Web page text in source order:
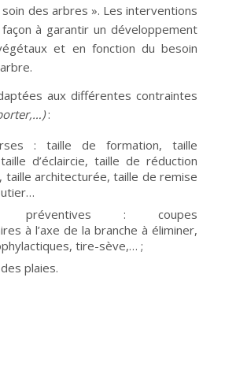
des arbres ». Les interventions
à garantir un développement
et en fonction du besoin
aux différentes contraintes
:
: taille de formation, taille
d’éclaircie, taille de réduction
taille architecturée, taille de remise
préventives : coupes
à l’axe de la branche à éliminer,
tire-sève,… ;
plaies.